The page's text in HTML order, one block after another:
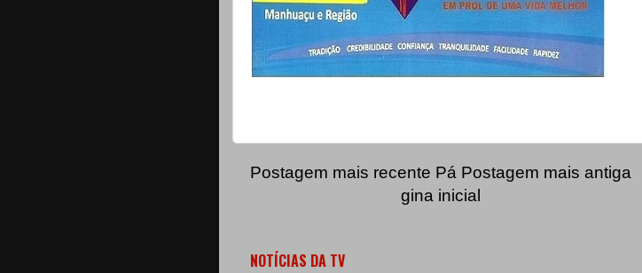
Postagem mais recente Postagem mais antiga
Pá
gina inicial
NOTÍCIAS DA TV